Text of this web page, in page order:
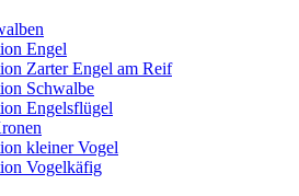
Engel
Zarter Engel am Reif
Schwalbe
Engelsflügel
kleiner Vogel
Vogelkäfig